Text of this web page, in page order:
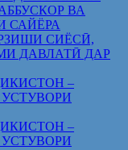
ВА
САЙЁРА
СИЁСӢ,
ДАВЛАТӢ ДАР
–
–